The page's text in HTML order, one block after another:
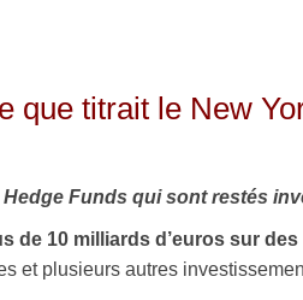
que titrait le New
Funds qui sont restés
de 10 milliards d’euros sur
et plusieurs autres